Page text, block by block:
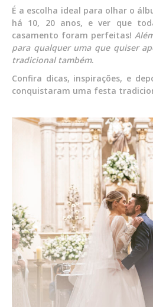
É a escolha ideal para olhar o
há 10, 20 anos, e ver que
casamento foram perfeitas!
para qualquer uma que quiser
tradicional também.
Confira dicas, inspirações, e
conquistaram uma festa